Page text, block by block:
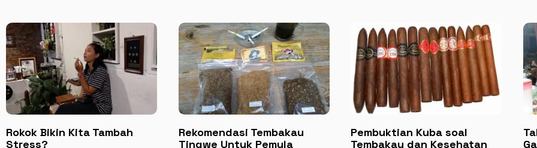
Rokok Bikin Kita Tambah
Stress?
Rekomendasi Tembakau
Tingwe Untuk Pemula
Pembuktian Kuba soal
Tembakau dan Kesehatan